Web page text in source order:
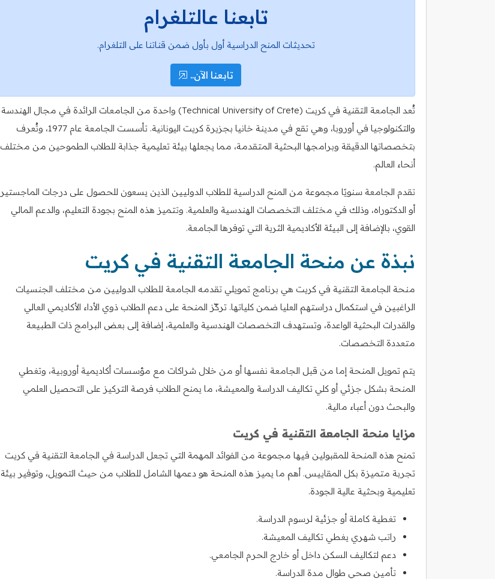
تابعنا عالتلغرام
تحديثات المنح الدراسية أول بأول ضمن قناتنا على التلغرام.
تابعنا الآن..
تُعد الجامعة التقنية في كريت (Technical University of Crete) واحدة من الجامعات الرائدة في مجال الهندسة
والتكنولوجيا في أوروبا، وهي تقع في مدينة خانيا بجزيرة كريت اليونانية. تأسست الجامعة عام 1977، وتُعرف
بتخصصاتها الدقيقة وبرامجها البحثية المتقدمة، مما يجعلها بيئة تعليمية جذابة للطلاب الطموحين من مختلف
أنحاء العالم.
تقدم الجامعة سنويًا مجموعة من المنح الدراسية للطلاب الدوليين الذين يسعون للحصول على درجات الماجستير
أو الدكتوراه، وذلك في مختلف التخصصات الهندسية والعلمية. وتتميز هذه المنح بجودة التعليم، والدعم المالي
القوي، بالإضافة إلى البيئة الأكاديمية الثرية التي توفرها الجامعة.
نبذة عن منحة الجامعة التقنية في كريت
منحة الجامعة التقنية في كريت هي برنامج تمويلي تقدمه الجامعة للطلاب الدوليين من مختلف الجنسيات
الراغبين في استكمال دراستهم العليا ضمن كلياتها. تركّز المنحة على دعم الطلاب ذوي الأداء الأكاديمي العالي
والقدرات البحثية الواعدة، وتستهدف التخصصات الهندسية والعلمية، إضافة إلى بعض البرامج ذات الطبيعة
متعددة التخصصات.
يتم تمويل المنحة إما من قبل الجامعة نفسها أو من خلال شراكات مع مؤسسات أكاديمية أوروبية، وتغطي
المنحة بشكل جزئي أو كلي تكاليف الدراسة والمعيشة، ما يمنح الطلاب فرصة التركيز على التحصيل العلمي
والبحث دون أعباء مالية.
مزايا منحة الجامعة التقنية في كريت
تمنح هذه المنحة للمقبولين فيها مجموعة من الفوائد المهمة التي تجعل الدراسة في الجامعة التقنية في كريت
تجربة متميزة بكل المقاييس. أهم ما يميز هذه المنحة هو دعمها الشامل للطلاب من حيث التمويل، وتوفير بيئة
تعليمية وبحثية عالية الجودة.
تغطية كاملة أو جزئية لرسوم الدراسة.
راتب شهري يغطي تكاليف المعيشة.
دعم لتكاليف السكن داخل أو خارج الحرم الجامعي.
تأمين صحي طوال مدة الدراسة.